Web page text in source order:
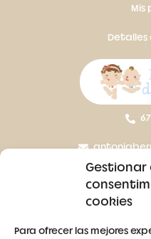
Gestionar
cookies
Para ofrecer las mejores
Mis
Detalles